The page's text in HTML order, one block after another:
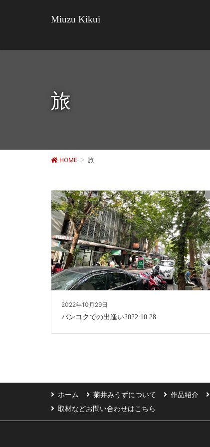
Miuzu Kikui
旅
HOME 旅
2022年10月29日
バンコクでの出逢い2022.10.28
ホーム 菊井みうずについて 作品紹介
取材などお問い合わせはこちら